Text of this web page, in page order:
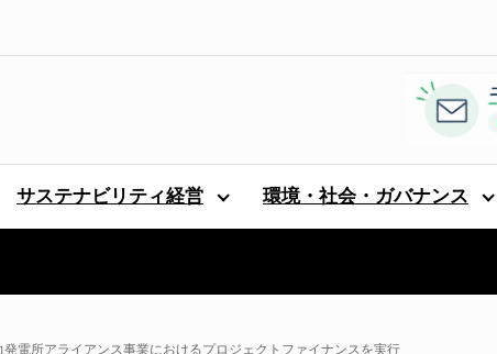
サステナビリティ経営 環境・社会・ガバナンス
電所アライアンス事業におけるプロジェクトファイナンスを実行